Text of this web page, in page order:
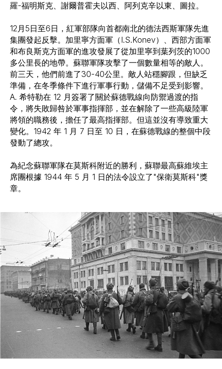
羅-福明斯克、謝爾普霍夫以西、阿列克辛以東、圖拉。
12月5日至6日，紅軍部隊向首都南北的德法西斯軍隊先進
集團發起反擊。加里寧方面軍（I.S.Konev）、西部方面軍
和布良斯克方面軍的進攻發展了從加里寧到葉列茨的1000
多公里長的地帶。蘇聯軍隊攻擊了一個數量相等的敵人。
前三天，他們前進了30-40公里。敵人站穩腳跟，但缺乏
準備，在冬季條件下進行軍事行動，儲備不足受到影響。
A. 希特勒在 12 月簽署了關於蘇德戰線向防禦過渡的指
令，將失敗歸咎於軍事指揮部，並在解除了一些高級陸軍
將領的職務後，擔任了最高指揮部。但這並沒有導致重大
變化。1942 年 1 月 7 日至 10 日，在蘇德戰線的整個中段
發動了總攻。
為紀念蘇聯軍隊在莫斯科附近的勝利，蘇聯最高蘇維埃主
席團根據 1944 年 5 月 1 日的法令設立了"保衛莫斯科"獎
章。